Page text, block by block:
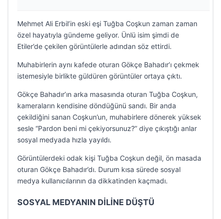
Mehmet Ali Erbil’in eski eşi Tuğba Coşkun zaman zaman
özel hayatıyla gündeme geliyor. Ünlü isim şimdi de
Etiler’de çekilen görüntülerle adından söz ettirdi.
Muhabirlerin aynı kafede oturan Gökçe Bahadır’ı çekmek
istemesiyle birlikte güldüren görüntüler ortaya çıktı.
Gökçe Bahadır’ın arka masasında oturan Tuğba Coşkun,
kameraların kendisine döndüğünü sandı. Bir anda
çekildiğini sanan Coşkun’un, muhabirlere dönerek yüksek
sesle “Pardon beni mi çekiyorsunuz?” diye çıkıştığı anlar
sosyal medyada hızla yayıldı.
Görüntülerdeki odak kişi Tuğba Coşkun değil, ön masada
oturan Gökçe Bahadır’dı. Durum kısa sürede sosyal
medya kullanıcılarının da dikkatinden kaçmadı.
SOSYAL MEDYANIN DİLİNE DÜŞTÜ